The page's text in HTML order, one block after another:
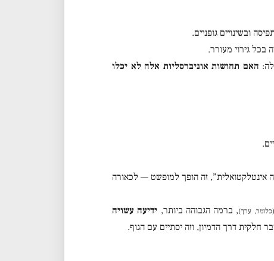
ובשינויים גופניים.
גירוי מעורר.
האם תחושות אוניברסליות אלה לא יכלו
זה הופך למופשט — לכאורה
(כלומר, ערך), ברמה הגבוהה ביותר, ידיעה עשויה
חלקית דרך הדמיון, וזה יסתיים עם הגוף.